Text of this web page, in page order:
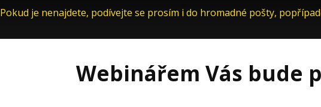
Pokud je nenajdete, podívejte se prosím i do hromadné pošty,
Webinářem Vás bude